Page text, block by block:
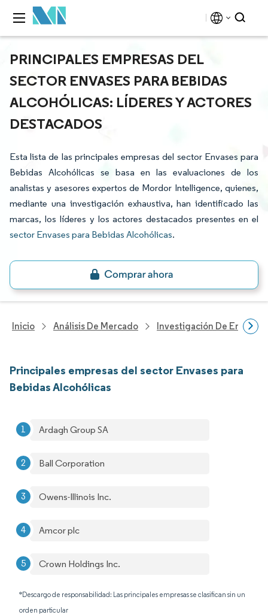
PRINCIPALES EMPRESAS DEL
SECTOR ENVASES PARA BEBIDAS
ALCOHÓLICAS: LÍDERES Y ACTORES
DESTACADOS
Esta lista de las principales empresas del sector Envases para
Bebidas Alcohólicas se basa en las evaluaciones de los
analistas y asesores expertos de Mordor Intelligence, quienes,
mediante una investigación exhaustiva, han identificado las
marcas, los líderes y los actores destacados presentes en el
sector Envases para Bebidas Alcohólicas.
Inicio Análisis De Mercado Investigación De Envases
Principales empresas del sector Envases para
Bebidas Alcohólicas
Ardagh Group SA
Ball Corporation
Owens-Illinois Inc.
Amcor plc
Crown Holdings Inc.
*Descargo de responsabilidad: Las principales empresas se clasifican sin un
orden particular